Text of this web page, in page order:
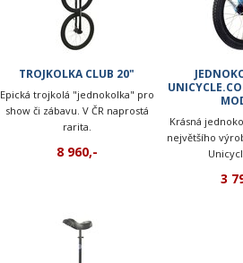
TROJKOLKA CLUB 20"
Epická trojkolá "jednokolka" pro
show či zábavu. V ČR naprostá
rarita.
8 960,-
Krásná
největšího
3